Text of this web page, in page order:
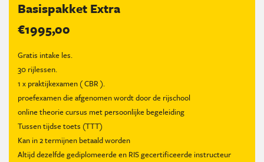
Basispakket Extra
€1995,00
Gratis intake les.
30 rijlessen.
1 x praktijkexamen ( CBR ).
proefexamen die afgenomen wordt door de rijschool
online theorie cursus met persoonlijke begeleiding
Tussen tijdse toets (TTT)
Kan in 2 termijnen betaald worden
Altijd dezelfde gediplomeerde en RIS gecertificeerde instructeur